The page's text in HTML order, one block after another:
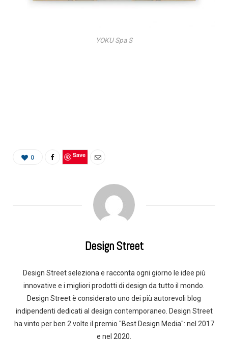
YOKU Spa S
0 Save
Design Street
Design Street seleziona e racconta ogni giorno le idee più
innovative e i migliori prodotti di design da tutto il mondo.
Design Street è considerato uno dei più autorevoli blog
indipendenti dedicati al design contemporaneo. Design Street
ha vinto per ben 2 volte il premio "Best Design Media": nel 2017
e nel 2020.